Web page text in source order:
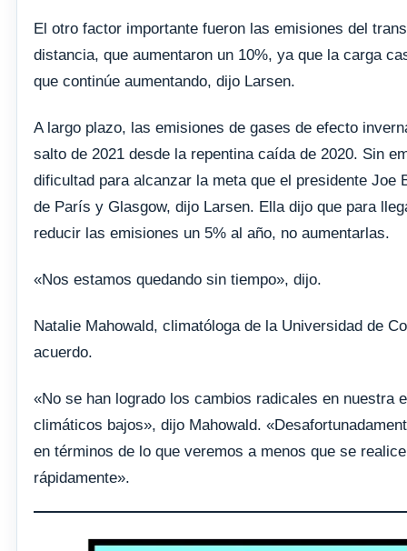
El otro factor importante fueron las emisiones del
distancia, que aumentaron un 10%, ya que la carga
que continúe aumentando, dijo Larsen.
A largo plazo, las emisiones de gases de efecto
salto de 2021 desde la repentina caída de 2020. Sin
dificultad para alcanzar la meta que el presidente
de París y Glasgow, dijo Larsen. Ella dijo que para
reducir las emisiones un 5% al ​​año, no aumentarlas.
«Nos estamos quedando sin tiempo», dijo.
Natalie Mahowald, climatóloga de la Universidad de
acuerdo.
«No se han logrado los cambios radicales en nuestra
climáticos bajos», dijo Mahowald.
en términos de lo que veremos a menos que se
rápidamente».